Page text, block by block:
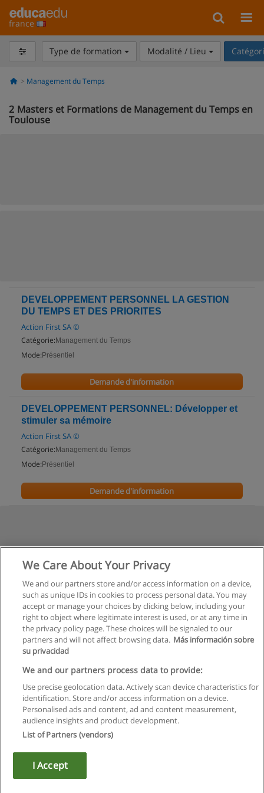
france
Type de formation Modalité / Lieu
Management du Temps
2 Masters et Formations de Management du Temps en
Toulouse
DEVELOPPEMENT PERSONNEL LA GESTION
DU TEMPS ET DES PRIORITES
Action First SA ©
Catégorie: Management du Temps
Mode: Présentiel
Demande d'information
DEVELOPPEMENT PERSONNEL: Développer et
stimuler sa mémoire
Action First SA ©
Catégorie: Management du Temps
Mode: Présentiel
Demande d'information
Règles d'utilisation
Confidentialité des données
Copyright © Educaedu Business S.L. - CIF : B-95610580: -
We Care About Your Privacy
We and our partners store and/or access information on a device,
such as unique IDs in cookies to process personal data. You may
accept or manage your choices by clicking below, including your
right to object where legitimate interest is used, or at any time in
the privacy policy page. These choices will be signaled to our
partners and will not affect browsing data. Más información sobre
su privacidad
We and our partners process data to provide:
Use precise geolocation data. Actively scan device characteristics for
identification. Store and/or access information on a device.
Personalised ads and content, ad and content measurement,
audience insights and product development.
List of Partners (vendors)
I Accept